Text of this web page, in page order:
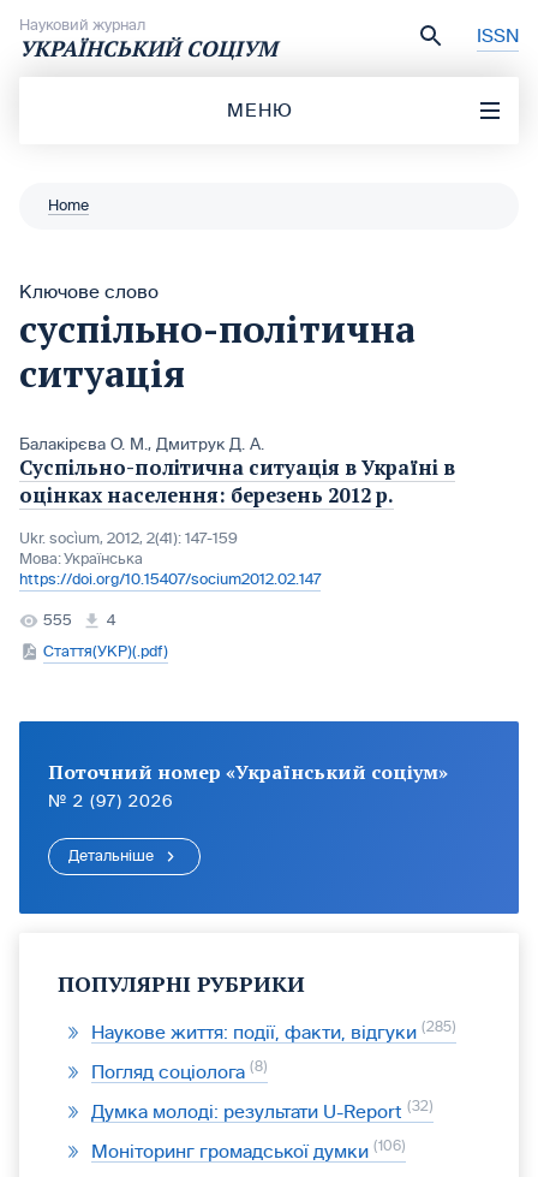
Науковий журнал
УКРАЇНСЬКИЙ СОЦІУМ ISSN
МЕНЮ
Home
Ключове слово
суспільно-політична
ситуація
Балакірєва О. М., Дмитрук Д. А.
Суспільно-політична ситуація в Україні в
оцінках населення: березень 2012 р.
Ukr. socìum, 2012, 2(41): 147-159
Мова:Українська
https://doi.org/10.15407/socium2012.02.147
555
4
Стаття(УКР)(.pdf)
Поточний номер «Український соціум»
№ 2 (97) 2026
Детальніше
ПОПУЛЯРНІ РУБРИКИ
Наукове життя: події, факти, відгуки 285
Погляд соціолога 8
Думка молоді: результати U-Report 32
Моніторинг громадської думки 106